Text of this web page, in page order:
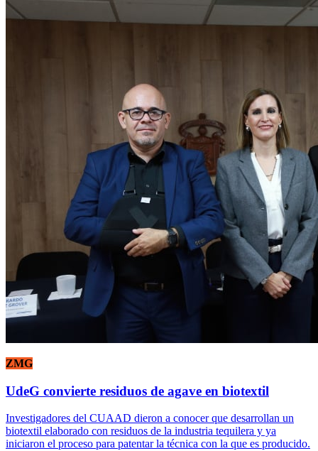
ZMG
UdeG convierte residuos de agave en biotextil
Investigadores del CUAAD dieron a conocer que desarrollan un
biotextil elaborado con residuos de la industria tequilera y ya
iniciaron el proceso para patentar la técnica con la que es producido.